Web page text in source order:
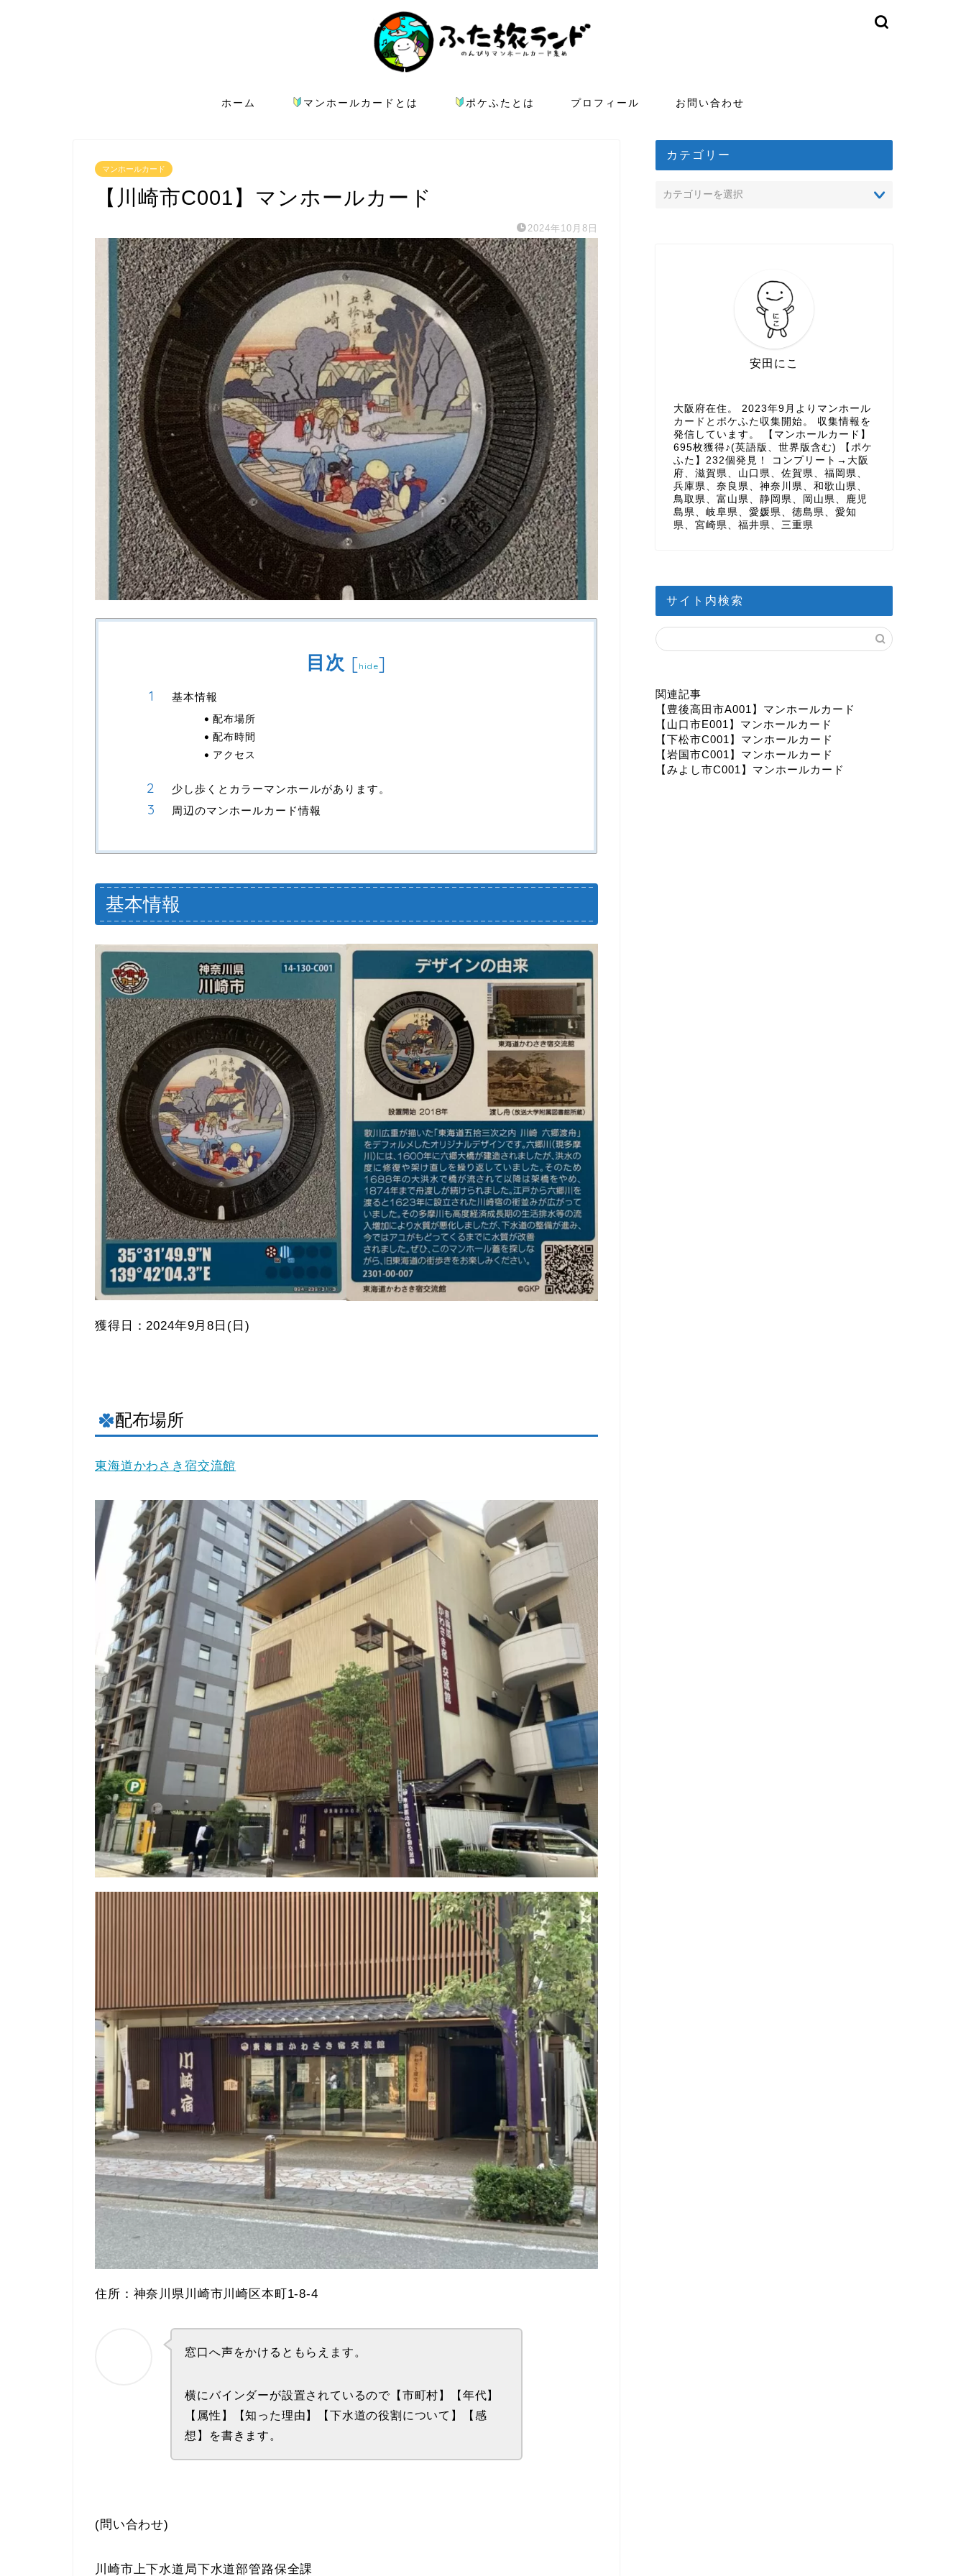
ホーム マンホールカードとは ポケふたとは プロフィール お問い合わせ
マンホールカード
【川崎市C001】マンホールカード
2024年10月8日
目次 [hide]
基本情報
配布場所
配布時間
アクセス
少し歩くとカラーマンホールがあります。
周辺のマンホールカード情報
基本情報
獲得日：2024年9月8日(日)
配布場所
東海道かわさき宿交流館
住所：神奈川県川崎市川崎区本町1-8-4
窓口へ声をかけるともらえます。
横にバインダーが設置されているので【市町村】【年代】
【属性】【知った理由】【下水道の役割について】【感
想】を書きます。
(問い合わせ)
川崎市上下水道局下水道部管路保全課
カテゴリー
安田にこ
大阪府在住。 2023年9月よりマンホール
カードとポケふた収集開始。 収集情報を
発信しています。 【マンホールカード】
695枚獲得♪(英語版、世界版含む) 【ポケ
ふた】232個発見！ コンプリート→大阪
府、滋賀県、山口県、佐賀県、福岡県、
兵庫県、奈良県、神奈川県、和歌山県、
鳥取県、富山県、静岡県、岡山県、鹿児
島県、岐阜県、愛媛県、徳島県、愛知
県、宮崎県、福井県、三重県
サイト内検索
関連記事
【豊後高田市A001】マンホールカード
【山口市E001】マンホールカード
【下松市C001】マンホールカード
【岩国市C001】マンホールカード
【みよし市C001】マンホールカード